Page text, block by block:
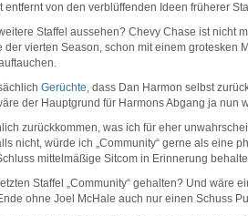
entfernt von den verblüffenden Ideen früherer
Staffel aussehen? Chevy Chase ist nicht
der vierten Season, schon mit einem grotesken
Gerüchte, dass Dan Harmon selbst
der Hauptgrund für Harmons Abgang ja nun
zurückkommen, was ich für eher
nicht, würde ich „Community“ gerne als eine
mittelmäßige Sitcom in Erinnerung
Staffel „Community“ gehalten? Und wäre
ohne Joel McHale auch nur einen Schuss